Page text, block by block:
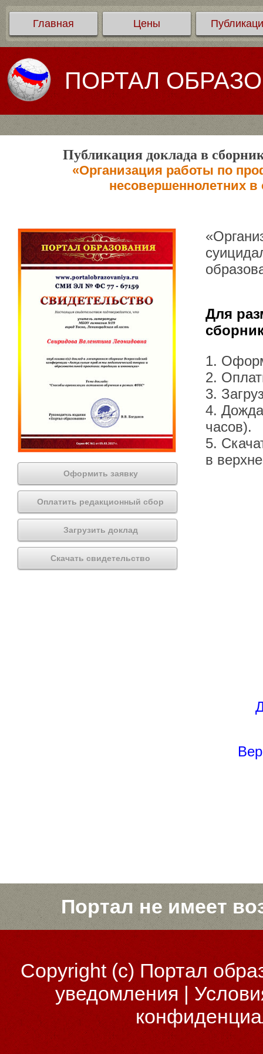
Главная Цены
ПОРТАЛ
Публикация доклада в
«Организация работы по
несовершеннолетних в
Оформить заявку
Оплатить редакционный сбор
Загрузить доклад
Скачать свидетельство
Для
1.
2.
3.
4.
часов).
5.
в
Портал не имеет
Copyright (c)Портал
уведомления |